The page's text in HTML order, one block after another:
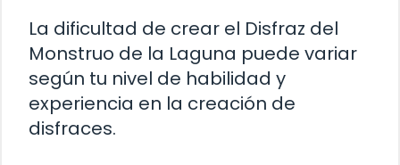
La dificultad de crear el Disfraz del
Monstruo de la Laguna puede variar
según tu nivel de habilidad y
experiencia en la creación de
disfraces.